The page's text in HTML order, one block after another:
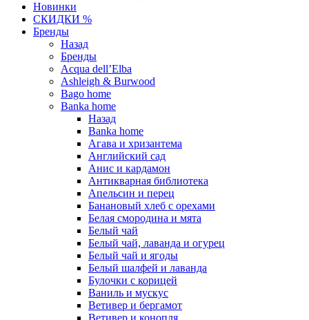
Новинки
СКИДКИ %
Бренды
Назад
Бренды
Acqua dell’Elba
Ashleigh & Burwood
Bago home
Banka home
Назад
Banka home
Агава и хризантема
Английский сад
Анис и кардамон
Антикварная библиотека
Апельсин и перец
Банановый хлеб с орехами
Белая смородина и мята
Белый чай
Белый чай, лаванда и огурец
Белый чай и ягоды
Белый шалфей и лаванда
Булочки с корицей
Ваниль и мускус
Ветивер и бергамот
Ветивер и конопля